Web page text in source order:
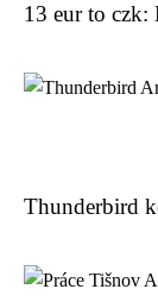
13 eur to czk:
Thunderbird